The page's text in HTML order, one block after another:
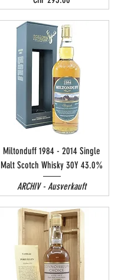
Miltonduff 1984 - 2014 Single
Malt Scotch Whisky 30Y 43.0%
ARCHIV - Ausverkauft